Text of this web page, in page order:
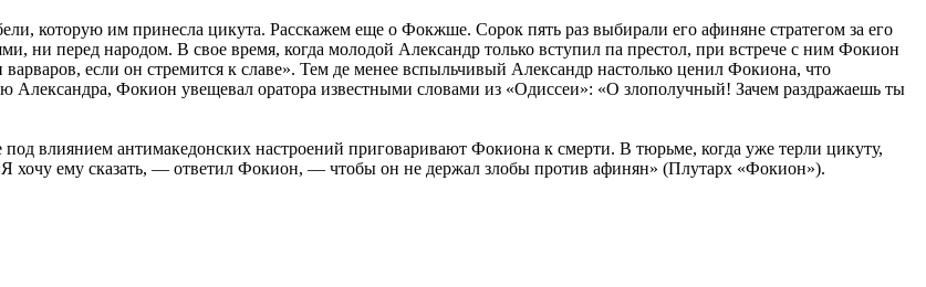
которую им принесла цикута. Расскажем еще о Фокжше. Сорок пять раз выбирали его афиняне стратегом за его
ни перед народом. В свое время, когда молодой Александр только вступил па престол, при встрече с ним Фокион
если он стремится к славе». Тем де менее вспыльчивый Александр настолько ценил Фокиона, что
Александра, Фокион увещевал оратора известными словами из «Одиссеи»: «О злополучный! Зачем раздражаешь ты
влиянием антимакедонских настроений приговаривают Фокиона к смерти. В тюрьме, когда уже терли цикуту,
хочу ему сказать, — ответил Фокион, — чтобы он не держал злобы против афинян» (Плутарх «Фокион»).